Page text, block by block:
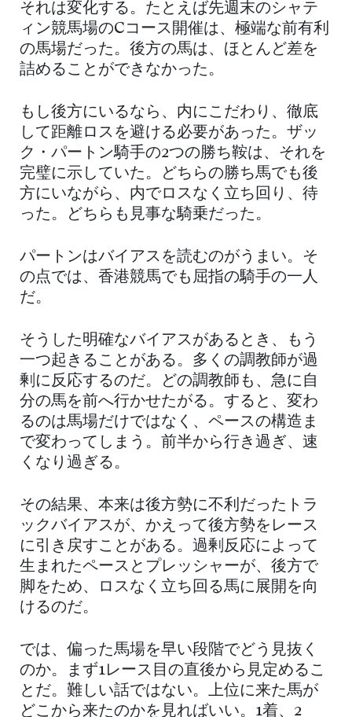
それは変化する。たとえば先週末のシャテ
ィン競馬場のCコース開催は、極端な前有利
の馬場だった。後方の馬は、ほとんど差を
詰めることができなかった。
もし後方にいるなら、内にこだわり、徹底
して距離ロスを避ける必要があった。ザッ
ク・パートン騎手の2つの勝ち鞍は、それを
完璧に示していた。どちらの勝ち馬でも後
方にいながら、内でロスなく立ち回り、待
った。どちらも見事な騎乗だった。
パートンはバイアスを読むのがうまい。そ
の点では、香港競馬でも屈指の騎手の一人
だ。
そうした明確なバイアスがあるとき、もう
一つ起きることがある。多くの調教師が過
剰に反応するのだ。どの調教師も、急に自
分の馬を前へ行かせたがる。すると、変わ
るのは馬場だけではなく、ペースの構造ま
で変わってしまう。前半から行き過ぎ、速
くなり過ぎる。
その結果、本来は後方勢に不利だったトラ
ックバイアスが、かえって後方勢をレース
に引き戻すことがある。過剰反応によって
生まれたペースとプレッシャーが、後方で
脚をため、ロスなく立ち回る馬に展開を向
けるのだ。
では、偏った馬場を早い段階でどう見抜く
のか。まず1レース目の直後から見定めるこ
とだ。難しい話ではない。上位に来た馬が
どこから来たのかを見ればいい。1着、2